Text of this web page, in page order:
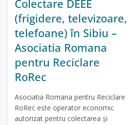
Colectare DEEE
(frigidere, televizoare,
telefoane) în Sibiu –
Asociatia Romana
pentru Reciclare
RoRec
Asociatia Romana pentru Reciclare
RoRec este operator economic
autorizat pentru colectarea și